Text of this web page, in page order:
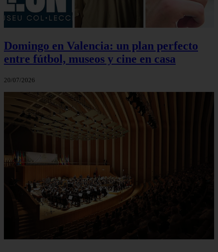
Domingo en Valencia: un plan perfecto
entre fútbol, museos y cine en casa
20/07/2026